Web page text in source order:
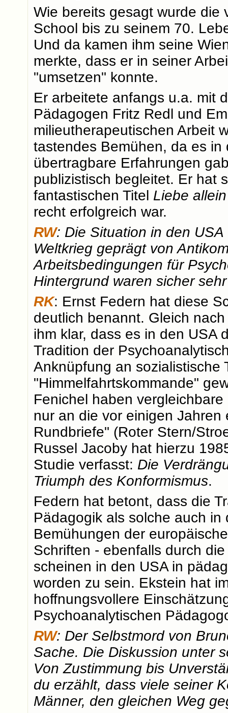
Wie bereits gesagt wurde die
School bis zu seinem 70.
Und da kamen ihm seine
merkte, dass er in seiner
"umsetzen" konnte.
Er arbeitete anfangs u.a. mit
Pädagogen Fritz Redl und
milieutherapeutischen Arbeit
tastendes Bemühen, da es
übertragbare Erfahrungen
publizistisch begleitet. Er hat
fantastischen Titel Liebe
recht erfolgreich war.
RW: Die Situation in den
Weltkrieg geprägt von
Arbeitsbedingungen für
Hintergrund waren sicher
RK: Ernst Federn hat diese
deutlich benannt. Gleich
ihm klar, dass es in den USA
Tradition der
Anknüpfung an sozialistische
"Himmelfahrtskommande"
Fenichel haben
nur an die vor einigen
Rundbriefe" (Roter Stern/
Russel Jacoby hat hierzu
Studie verfasst: Die
Triumph des Konformismus.
Federn hat betont, dass die
Pädagogik als solche auch
Bemühungen der
Schriften - ebenfalls durch
scheinen in den USA in
worden zu sein. Ekstein hat
hoffnungsvollere
Psychoanalytischen
RW: Der Selbstmord von
Sache. Die Diskussion unter
Von Zustimmung bis
du erzählt, dass viele seiner
Männer, den gleichen Weg